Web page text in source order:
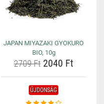
JAPAN MIYAZAKI GYOKURO
BIO, 10g
2709 Ft 2040 Ft
ÚJDONSÁG